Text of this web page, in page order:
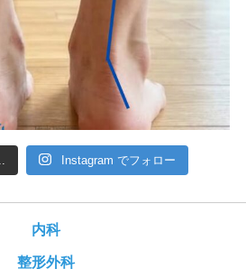
Instagram でフォロー
内科
整形外科